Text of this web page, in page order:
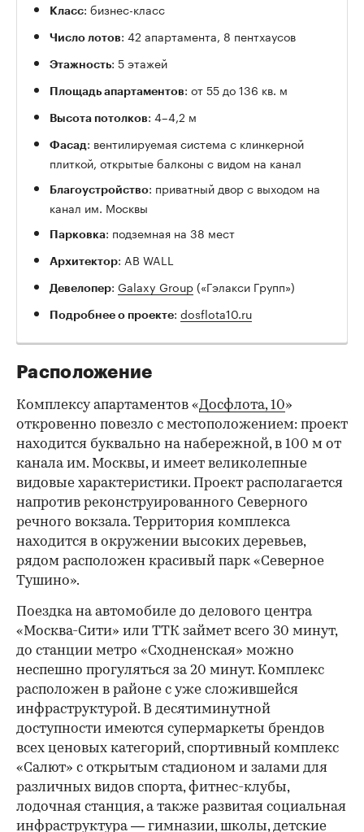
00:00 / 00:00
Класс: бизнес-класс
Число лотов: 42 апартамента, 8 пентхаусов
Этажность: 5 этажей
Площадь апартаментов: от 55 до 136 кв. м
Высота потолков: 4–4,2 м
Фасад: вентилируемая система с клинкерной
плиткой, открытые балконы с видом на канал
Благоустройство: приватный двор с выходом на
канал им. Москвы
Парковка: подземная на 38 мест
Архитектор: AB WALL
Девелопер: Galaxy Group(«Гэлакси Групп»)
Подробнее о проекте: dosflota10.ru
Расположение
Комплексу апартаментов «Досфлота, 10»
откровенно повезло с местоположением: проект
находится буквально на набережной, в 100 м от
канала им. Москвы, и имеет великолепные
видовые характеристики. Проект располагается
напротив реконструированного Северного
речного вокзала. Территория комплекса
находится в окружении высоких деревьев,
рядом расположен красивый парк «Северное
Тушино».
Поездка на автомобиле до делового центра
«Москва-Сити» или ТТК займет всего 30 минут,
до станции метро «Сходненская» можно
неспешно прогуляться за 20 минут. Комплекс
расположен в районе с уже сложившейся
инфраструктурой. В десятиминутной
доступности имеются супермаркеты брендов
всех ценовых категорий, спортивный комплекс
«Салют» с открытым стадионом и залами для
различных видов спорта, фитнес-клубы,
лодочная станция, а также развитая социальная
инфраструктура — гимназии, школы, детские